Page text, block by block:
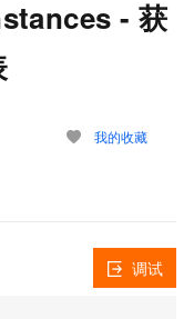
- 获
我的收藏
调试